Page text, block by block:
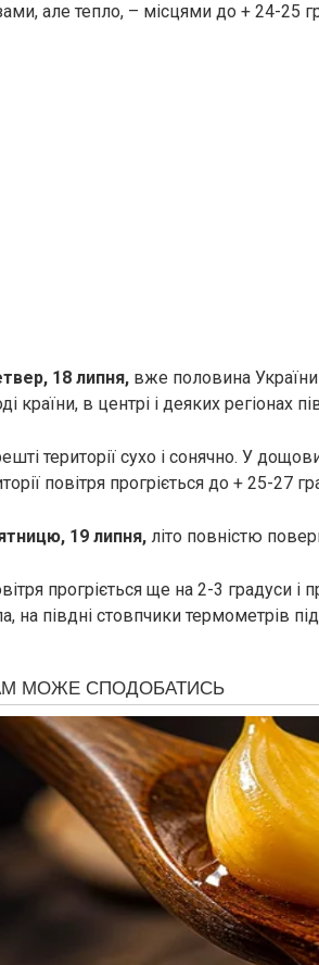
але тепло, – місцями до + 24-25
18 липня, вже половина
країни, в центрі і деяких регіонах
території сухо і сонячно. У
повітря прогріється до + 25-27
19 липня, літо повністю
прогріється ще на 2-3 градуси і
на півдні стовпчики термометрів